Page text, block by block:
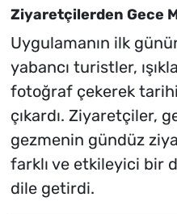
Ziyaretçilerden Gece
Uygulamanın ilk
yabancı turistler,
fotoğraf çekerek
çıkardı. Ziyaretçiler,
gezmenin gündüz
farklı ve etkileyici bir
dile getirdi.